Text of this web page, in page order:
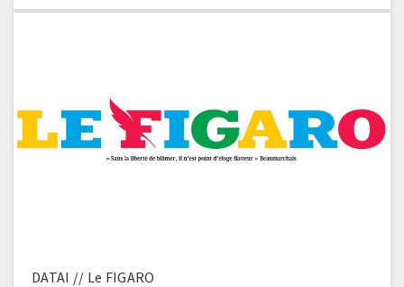
DATAI // Le FIGARO